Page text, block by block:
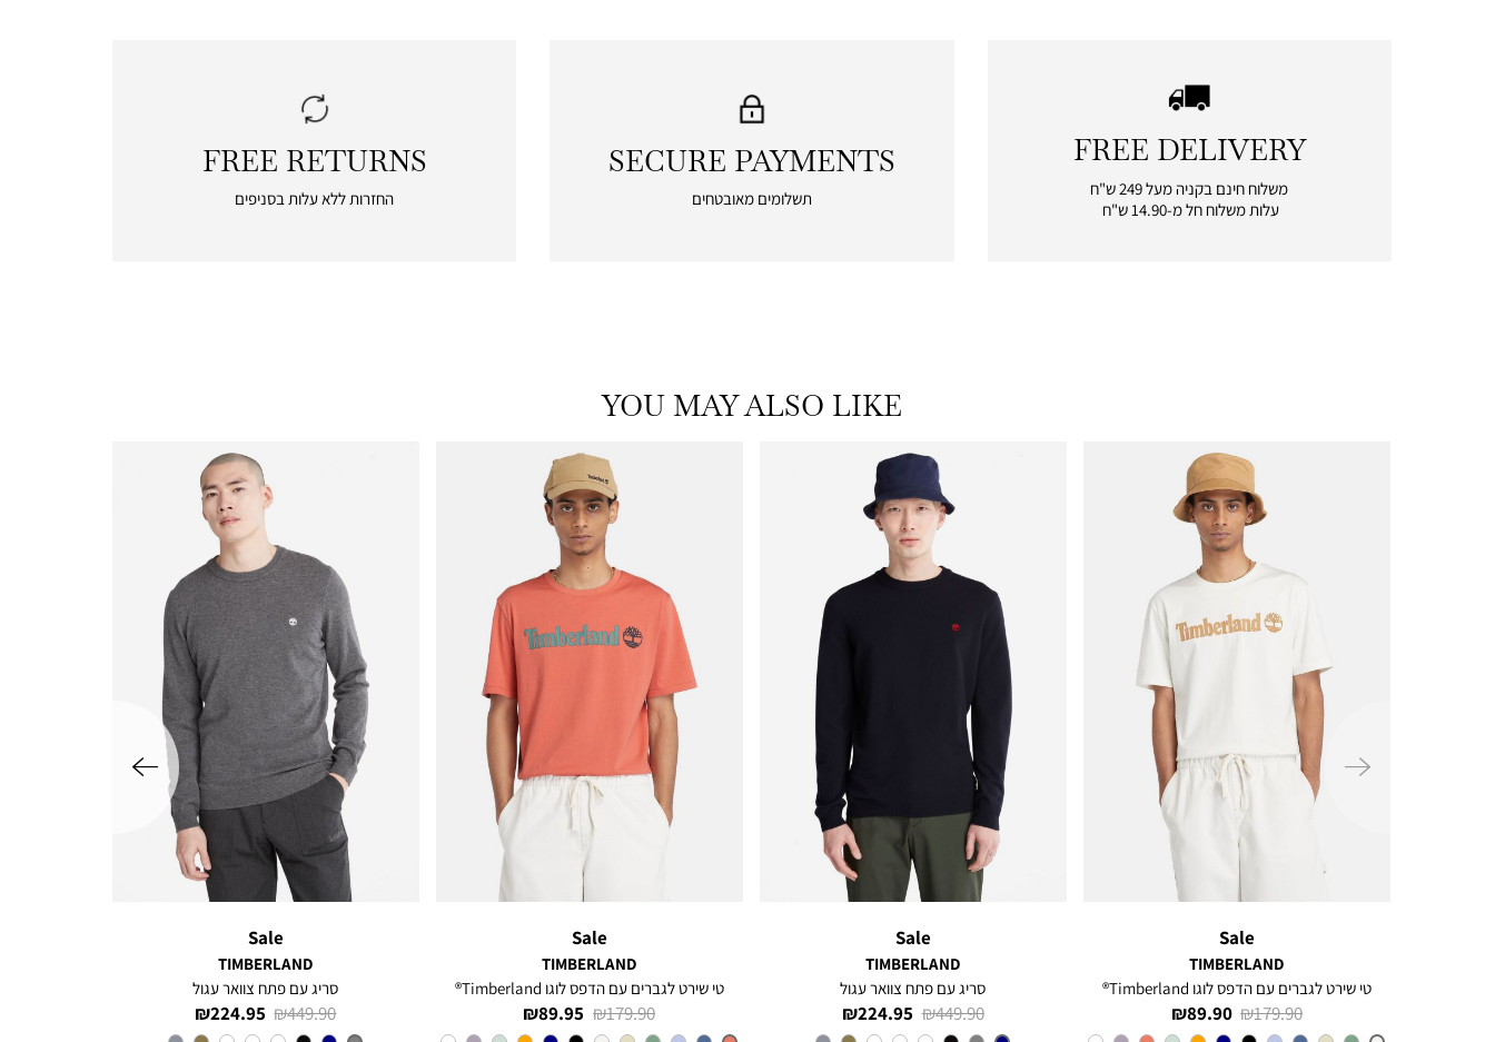
|
free
delivery
|
FREE DELIVERY
משלוח חינם בקניה מעל 249 ש"ח
עלות משלוח חל מ-14.90 ש"ח
|
payments
SECURE PAYMENTS
תשלומים מאובטחים
|
returns
FREE RETURNS
החזרות ללא עלות בסניפים
YOU MAY ALSO LIKE
ימינה
Sale
TIMBERLAND
טי שירט לגברים עם הדפס לוגו Timberland®
מחיר
מוצר
89.90 ₪
מחיר
רגיל
179.90 ₪
Sale
TIMBERLAND
סריג עם פתח צוואר עגול
מחיר
מוצר
224.95 ₪
מחיר
רגיל
449.90 ₪
Sale
TIMBERLAND
טי שירט לגברים עם הדפס לוגו Timberland®
מחיר
מוצר
89.95 ₪
מחיר
רגיל
179.90 ₪
Sale
TIMBERLAND
סריג עם פתח צוואר עגול
מחיר
מוצר
224.95 ₪
מחיר
רגיל
449.90 ₪
שמאלה